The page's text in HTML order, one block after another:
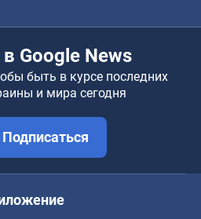
в Google News
быть в курсе последних
и мира сегодня
Подписаться